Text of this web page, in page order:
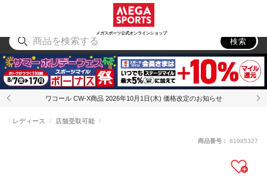
メガスポーツ公式オンラインショップ
アウトドア
検索
ワコール CW-X商品 2026年10月1日(木) 価格改定のお知らせ
レディース 店舗受取可能
商品番号： 81985327